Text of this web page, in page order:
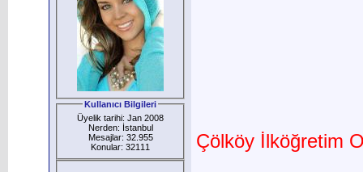
Kullanıcı Bilgileri
Üyelik tarihi: Jan 2008
Nerden: İstanbul
Mesajlar: 32.955
Konular: 32111
Çölköy İlköğretim